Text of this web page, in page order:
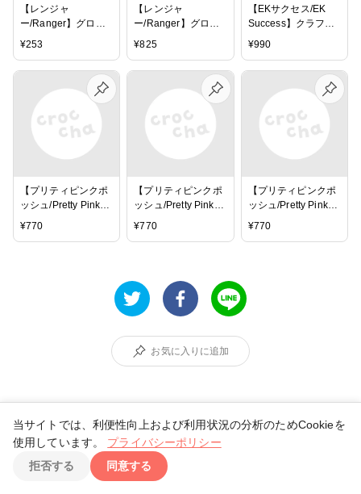
【レンジャ
ー/Ranger】グロッ
¥253
【レンジャ
ー/Ranger】グロッ
¥825
【EKサクセス/EK
Success】クラフト
¥990
【プリティピンクポ
ッシュ/Pretty Pink
Posh】エンベリッシ
¥770
【プリティピンクポ
ッシュ/Pretty Pink
Posh】エンベリッシ
¥770
【プリティピンクポ
ッシュ/Pretty Pink
Posh】エンベリッシ
¥770
お気に入りに追加
marikobrown
当サイトでは、利便性向上および利用状況の分析のためCookieを
使用しています。
プライバシーポリシー
拒否する
同意する